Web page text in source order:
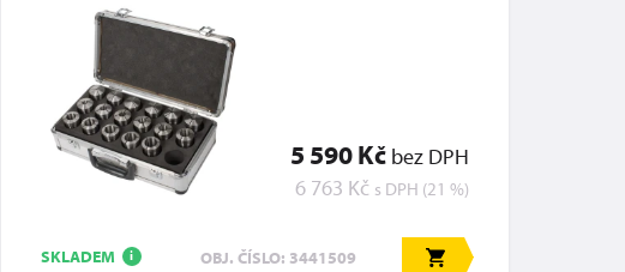
5 590 Kč bez DPH
6 763 Kč s DPH (21 %)
SKLADEM i OBJ. ČÍSLO: 3441509